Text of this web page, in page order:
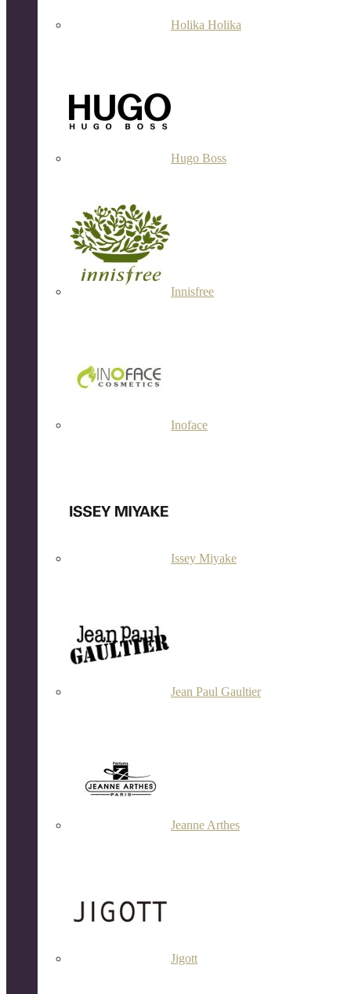
Holika Holika
Hugo Boss
Innisfree
Inoface
Issey Miyake
Jean Paul Gaultier
Jeanne Arthes
Jigott